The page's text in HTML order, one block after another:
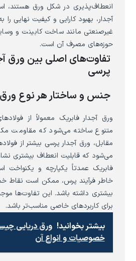
انعطاف‌پذیری در شکل ورق هستند،
آجدار، بهبود کارایی و کیفیت نهایی را
غیرصنعتی مانند ساخت کابینت و
حوزه‌های مصرف آن است.
تفاوت‌های اصلی بین ورق
پرسی
جنس و ساختار هر نوع ورق
ورق آجدار فابریک معمولاً از
متنوع ساخته می‌شود که مقاومت
مقابل، ورق آجدار پرسی بیشتر از
می‌شود که قابلیت انعطاف بیشتری
فابریک عمدتاً یکپارچه و یکنواخت
خاطر فرآیند پرس، ممکن است
بیشتری داشته باشد. این تفاوت‌ها
برای کاربردهای خاصی مناسب‌تر باشد.
بیشتر بخوانید! ورق دریایی
خصوصیات و انواع آن